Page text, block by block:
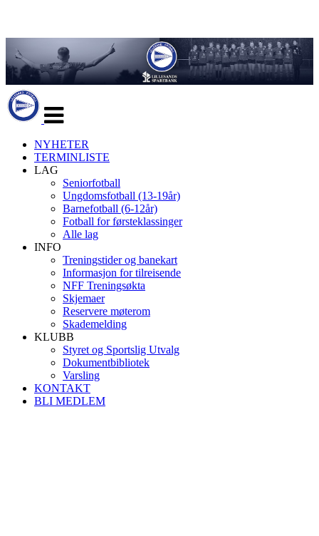
navigasjon
NYHETER
TERMINLISTE
LAG
Seniorfotball
Ungdomsfotball (13-19år)
Barnefotball (6-12år)
Fotball for førsteklassinger
Alle lag
INFO
Treningstider og banekart
Informasjon for tilreisende
NFF Treningsøkta
Skjemaer
Reservere møterom
Skademelding
KLUBB
Styret og Sportslig Utvalg
Dokumentbibliotek
Varsling
KONTAKT
BLI MEDLEM